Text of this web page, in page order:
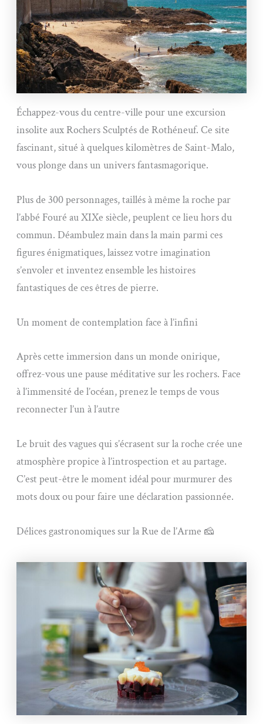
Échappez-vous du centre-ville pour une excursion
insolite aux Rochers Sculptés de Rothéneuf. Ce site
fascinant, situé à quelques kilomètres de Saint-Malo,
vous plonge dans un univers fantasmagorique.
Plus de 300 personnages, taillés à même la roche par
l’abbé Fouré au XIXe siècle, peuplent ce lieu hors du
commun. Déambulez main dans la main parmi ces
figures énigmatiques, laissez votre imagination
s’envoler et inventez ensemble les histoires
fantastiques de ces êtres de pierre.
Un moment de contemplation face à l’infini
Après cette immersion dans un monde onirique,
offrez-vous une pause méditative sur les rochers. Face
à l’immensité de l’océan, prenez le temps de vous
reconnecter l’un à l’autre
Le bruit des vagues qui s’écrasent sur la roche crée une
atmosphère propice à l’introspection et au partage.
C’est peut-être le moment idéal pour murmurer des
mots doux ou pour faire une déclaration passionnée.
Délices gastronomiques sur la Rue de l’Arme 🧀